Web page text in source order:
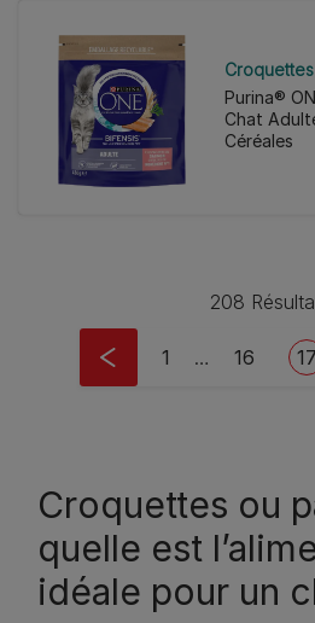
Croquettes
Purina®
Chat
Céréales
208
Pagination
First page
1 … Page
16 17
Croquettes ou
quelle est
idéale pour un